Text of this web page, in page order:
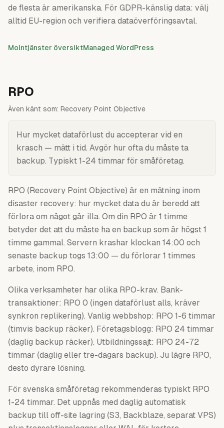
de flesta är amerikanska. För GDPR-känslig data: välj
alltid EU-region och verifiera dataöverföringsavtal.
Molntjänster översiktManaged WordPress
RPO
Även känt som: Recovery Point Objective
Hur mycket dataförlust du accepterar vid en
krasch — mätt i tid. Avgör hur ofta du måste ta
backup. Typiskt 1-24 timmar för småföretag.
RPO (Recovery Point Objective) är en mätning inom
disaster recovery: hur mycket data du är beredd att
förlora om något går illa. Om din RPO är 1 timme
betyder det att du måste ha en backup som är högst 1
timme gammal. Servern krashar klockan 14:00 och
senaste backup togs 13:00 — du förlorar 1 timmes
arbete, inom RPO.
Olika verksamheter har olika RPO-krav. Bank-
transaktioner: RPO 0 (ingen dataförlust alls, kräver
synkron replikering). Vanlig webbshop: RPO 1-6 timmar
(timvis backup räcker). Företagsblogg: RPO 24 timmar
(daglig backup räcker). Utbildningssajt: RPO 24-72
timmar (daglig eller tre-dagars backup). Ju lägre RPO,
desto dyrare lösning.
För svenska småföretag rekommenderas typiskt RPO
1-24 timmar. Det uppnås med daglig automatisk
backup till off-site lagring (S3, Backblaze, separat VPS)